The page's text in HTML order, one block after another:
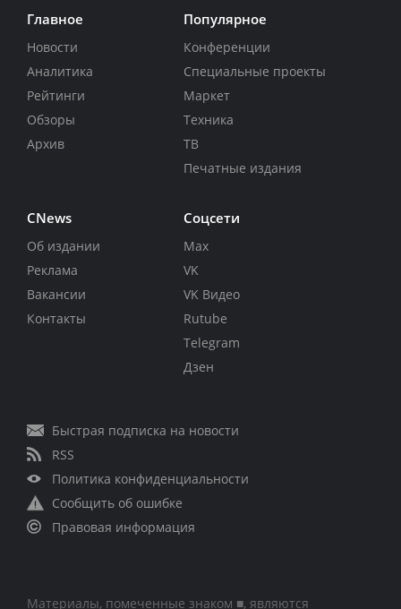
Главное
Новости
Аналитика
Рейтинги
Обзоры
Архив
Популярное
Конференции
Специальные проекты
Маркет
Техника
ТВ
Печатные издания
CNews
Об издании
Реклама
Вакансии
Контакты
Соцсети
Max
VK
VK Видео
Rutube
Telegram
Дзен
Быстрая подписка на новости
RSS
Политика конфиденциальности
Сообщить об ошибке
Правовая информация
Материалы, помеченные знаком ■, являются